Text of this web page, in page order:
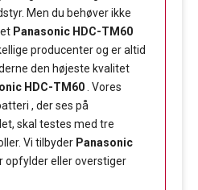
Men du behøver ikke
Panasonic HDC-TM60
producenter og er altid
den højeste kvalitet
HDC-TM60 . Vores
, der ses på
skal testes med tre
Vi tilbyder Panasonic
opfylder eller overstiger